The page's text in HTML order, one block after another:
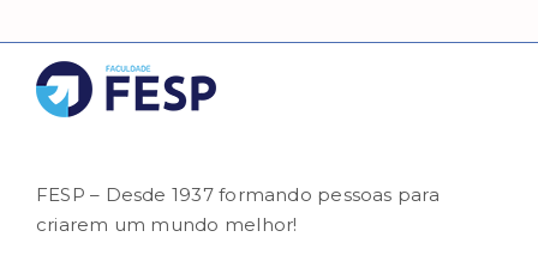
FESP – Desde 1937 formando pessoas para
criarem um mundo melhor!